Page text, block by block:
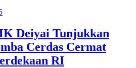
Deiyai Tunjukkan
Cerdas Cermat
RI